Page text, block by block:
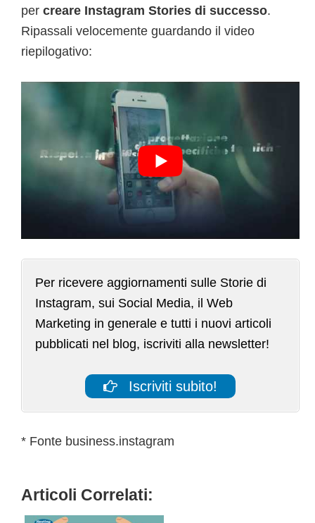
per creare Instagram Stories di successo.
Ripassali velocemente guardando il video
riepilogativo:
Per ricevere aggiornamenti sulle Storie di
Instagram, sui Social Media, il Web
Marketing in generale e tutti i nuovi articoli
pubblicati nel blog, iscriviti alla newsletter!
Iscriviti subito!
* Fonte business.instagram
Articoli Correlati: